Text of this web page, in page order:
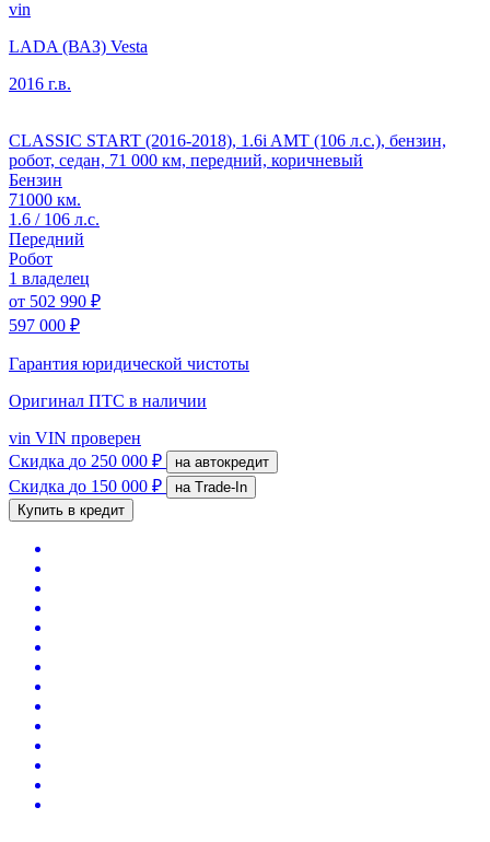
vin
LADA (ВАЗ) Vesta
2016 г.в.
CLASSIC START (2016-2018), 1.6i AMT (106 л.с.), бензин,
робот, седан, 71 000 км, передний, коричневый
Бензин
71000 км.
1.6 / 106 л.с.
Передний
Робот
1 владелец
от 502 990 ₽
597 000 ₽
Гарантия юридической чистоты
Оригинал ПТС в наличии
vin VIN проверен
Скидка до 250 000 ₽ на автокредит
Скидка до 150 000 ₽
на Trade-In
Купить в кредит